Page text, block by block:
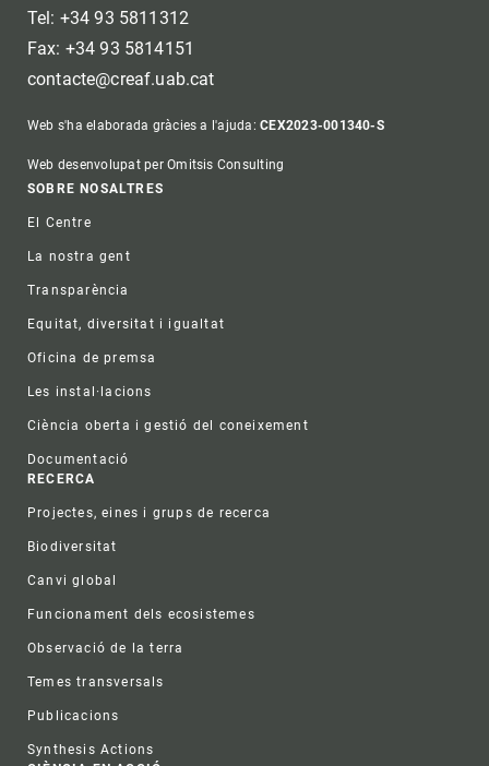
Tel: +34 93 5811312
Fax: +34 93 5814151
contacte@creaf.uab.cat
Web s'ha elaborada gràcies a l'ajuda:CEX2023-001340-S
Web desenvolupat per Omitsis Consulting
Footer
SOBRE NOSALTRES
El Centre
La nostra gent
Transparència
Equitat, diversitat i igualtat
Oficina de premsa
Les instal·lacions
Ciència oberta i gestió del coneixement
Documentació
RECERCA
Projectes, eines i grups de recerca
Biodiversitat
Canvi global
Funcionament dels ecosistemes
Observació de la terra
Temes transversals
Publicacions
Synthesis Actions